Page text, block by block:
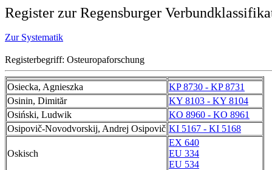
Register zur Regensburger
Zur Systematik
Registerbegriff: Osteuropaforschung
Osiecka, Agnieszka
KP 8730 - KP 8731
Osinin, Dimităr
KY 8103 - KY 8104
Osiński, Ludwik
KO 8960 - KO 8961
Osipovič-Novodvorskij, Andrej Osipovič KI 5167 - KI 5168
Oskisch
EX 640
EU 334
EU 534